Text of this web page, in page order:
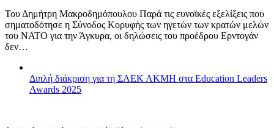
Του Δημήτρη Μακροδημόπουλου Παρά τις ευνοϊκές εξελίξεις που
σηματοδότησε η Σύνοδος Κορυφής των ηγετών των κρατών μελών
του ΝΑΤΟ για την Άγκυρα, οι δηλώσεις του προέδρου Ερντογάν
δεν…
Διπλή διάκριση για τη ΣΑΕΚ ΑΚΜΗ στα Education Leaders
Awards 2025